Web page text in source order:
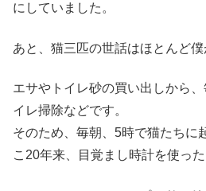
にしていました。
あと、猫三匹の世話はほとんど僕
エサやトイレ砂の買い出しから
イレ掃除などです。
そのため、毎朝、5時で猫たちに
こ20年来、目覚まし時計を使っ